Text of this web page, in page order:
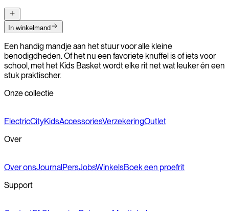
In winkelmand
Een handig mandje aan het stuur voor alle kleine
benodigdheden. Of het nu een favoriete knuffel is of iets voor
school, met het Kids Basket wordt elke rit net wat leuker én een
stuk praktischer.
Onze collectie
ElectricCityKidsAccessoriesVerzekeringOutlet
Over
Over onsJournalPersJobsWinkelsBoek een proefrit
Support